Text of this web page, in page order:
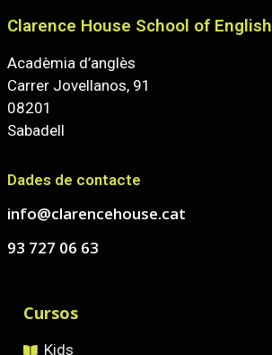
Clarence House School of English
Acadèmia d’anglès
Carrer Jovellanos, 91
08201
Sabadell
Dades de contacte
info@clarencehouse.cat
93 727 06 63
Cursos
Kids